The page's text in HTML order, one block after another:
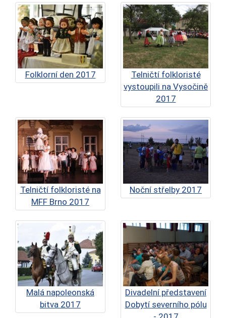
Folklorní den 2017
Telničtí folkloristé
vystoupili na Vysočině
2017
Telničtí folkloristé na
MFF Brno 2017
Noční střelby 2017
Malá napoleonská
bitva 2017
Divadelní představení
Dobytí severního pólu